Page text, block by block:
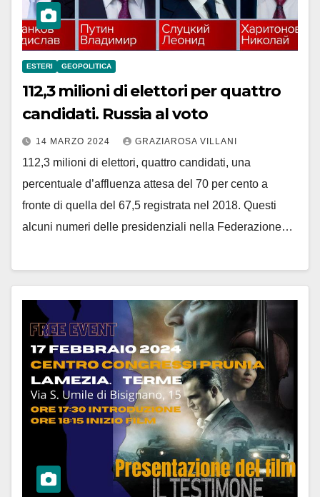
ESTERI GEOPOLITICA
112,3 milioni di elettori per quattro
candidati. Russia al voto
14 MARZO 2024 GRAZIAROSA VILLANI
112,3 milioni di elettori, quattro candidati, una
percentuale d’affluenza attesa del 70 per cento a
fronte di quella del 67,5 registrata nel 2018. Questi
alcuni numeri delle presidenziali nella Federazione…